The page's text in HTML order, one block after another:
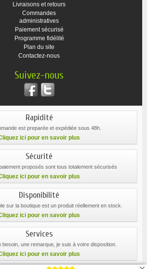
Livraisons et retours
Commandes
administratives
Paiement sécurisé
Programme fidélité
Plan du site
Contactez-nous
Suivez-nous
Rapidité
est preparée et expédiée sous 48h.
ici pour en savoir plus
Sécurité
proposés sont tous totalement sécurisés
ici pour en savoir plus
Disponibilité
sur la boutique est un produit réellement en stock.
ici pour en savoir plus
Services
besoin, une remarque, je suis à votre disposition.
ici pour en savoir plus